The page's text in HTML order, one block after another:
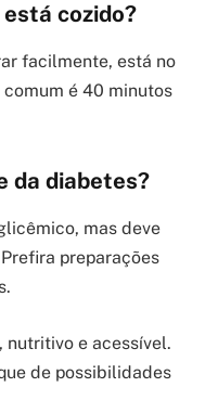
cozido?
facilmente, está no
é 40 minutos
da diabetes?
mas deve
preparações
nutritivo e acessível.
de possibilidades